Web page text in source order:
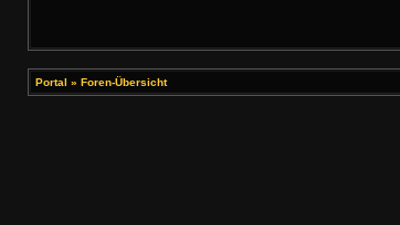
Portal » Foren-Übersicht